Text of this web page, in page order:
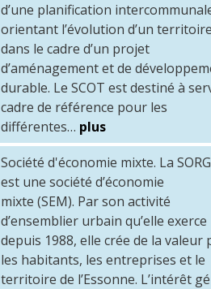
d’une planification
orientant l’évolution d’un
dans le cadre d’un projet
d’aménagement et de
durable. Le SCOT est destiné à
cadre de référence pour les
différentes… plus
Société d'économie mixte. La
est une société d’économie
mixte (SEM). Par son activité
d’ensemblier urbain qu’elle exerce
depuis 1988, elle crée de la valeur
les habitants, les entreprises et le
territoire de l’Essonne. L’intérêt